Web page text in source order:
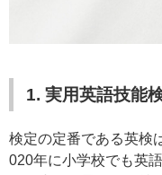
1. 実用英語技能
検定の定番である英検
020年に小学校でも英